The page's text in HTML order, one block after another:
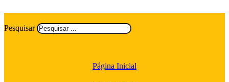
Pesquisar
Página Inicial